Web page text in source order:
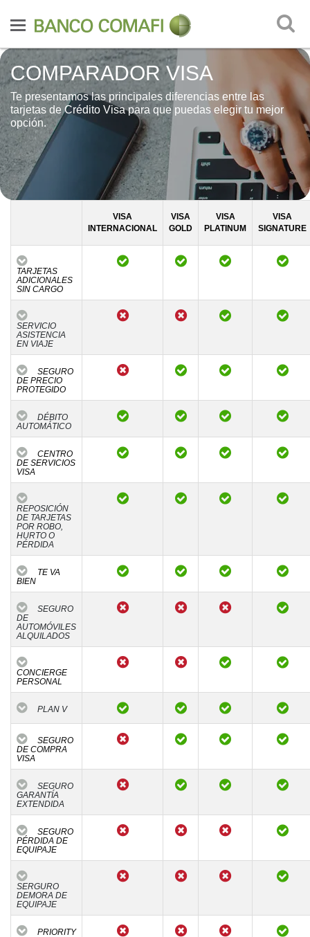
COMPARADOR VISA
Te presentamos las principales diferencias entre las
tarjetas de Crédito Visa para que puedas elegir tu mejor
opción.
VISA
INTERNACIONAL
VISA
GOLD
VISA
PLATINUM
VISA
SIGNATURE
TARJETAS
ADICIONALES
SIN CARGO
SERVICIO
ASISTENCIA
EN VIAJE
SEGURO
DE PRECIO
PROTEGIDO
DÉBITO
AUTOMÁTICO
CENTRO
DE SERVICIOS
VISA
REPOSICIÓN
DE TARJETAS
POR ROBO,
HURTO O
PÉRDIDA
TE VA
BIEN
SEGURO
DE
AUTOMÓVILES
ALQUILADOS
CONCIERGE
PERSONAL
PLAN V
SEGURO
DE COMPRA
VISA
SEGURO
GARANTÍA
EXTENDIDA
SEGURO
PÉRDIDA DE
EQUIPAJE
SERGURO
DEMORA DE
EQUIPAJE
PRIORITY